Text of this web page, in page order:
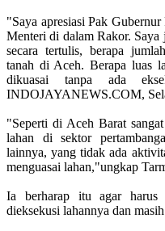
"Saya apresiasi Pak
Menteri di dalam Rakor. Saya
secara tertulis, berapa
tanah di Aceh. Berapa luas
dikuasai tanpa ada
INDOJAYANEWS.COM,
"Seperti di Aceh Barat
lahan di sektor
lainnya, yang tidak ada
menguasai lahan,"ungkap
Ia berharap itu agar
dieksekusi lahannya dan